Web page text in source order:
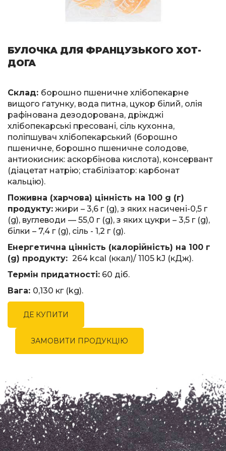
БУЛОЧКА ДЛЯ ФРАНЦУЗЬКОГО ХОТ-
ДОГА
Склад: борошно пшеничне хлібопекарне
вищого ґатунку, вода питна, цукор білий, олія
рафінована дезодорована, дріжджі
хлібопекарські пресовані, сіль кухонна,
поліпшувач хлібопекарський (борошно
пшеничне, борошно пшеничне солодове,
антиокисник: аскорбінова кислота), консервант
(діацетат натрію; стабілізатор: карбонат
кальцію).
Поживна (харчова) цінність на 100 g (г)
продукту: жири – 3,6 г (g), з яких насичені-0,5 г
(g), вуглеводи — 55,0 г (g), з яких цукри – 3,5 г (g),
білки – 7,4 г (g), сіль - 1,2 г (g).
Енергетична цінність (калорійність) на 100 г
(g) продукту: 264 kcal (ккал)/ 1105 kJ (кДж).
Термін придатності: 60 діб.
Вага: 0,130 кг (kg).
ДЕ КУПИТИ
ЗАМОВИТИ ПРОДУКЦІЮ